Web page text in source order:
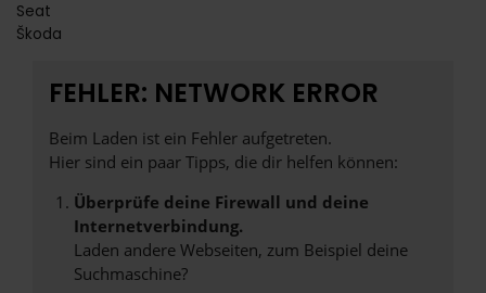
Seat
Škoda
FEHLER: NETWORK ERROR
Beim Laden ist ein Fehler aufgetreten.
Hier sind ein paar Tipps, die dir helfen können:
Überprüfe deine Firewall und deine
Internetverbindung.
Laden andere Webseiten, zum Beispiel deine
Suchmaschine?